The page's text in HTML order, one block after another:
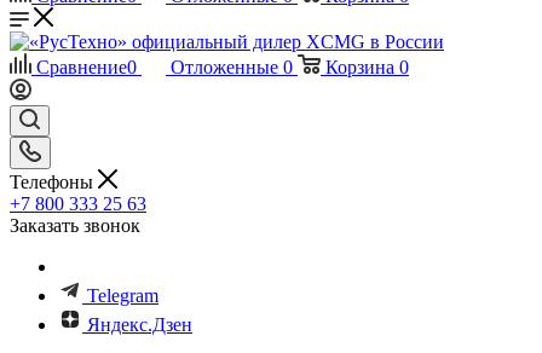
Сравнение0 Отложенные 0 Корзина 0
Телефоны
+7 800 333 25 63
Заказать звонок
Telegram
Яндекс.Дзен